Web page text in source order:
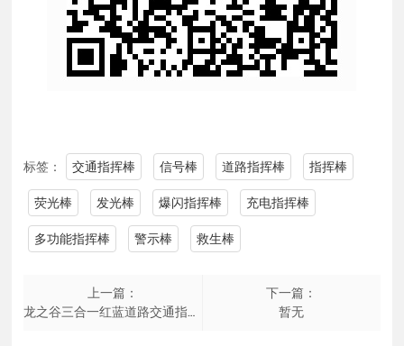
标签： 交通指挥棒 信号棒 道路指挥棒 指挥棒
荧光棒 发光棒 爆闪指挥棒 充电指挥棒
多功能指挥棒 警示棒 救生棒
上一篇：
龙之谷三合一红蓝道路交通指挥棒-充电加长版
下一篇：
暂无